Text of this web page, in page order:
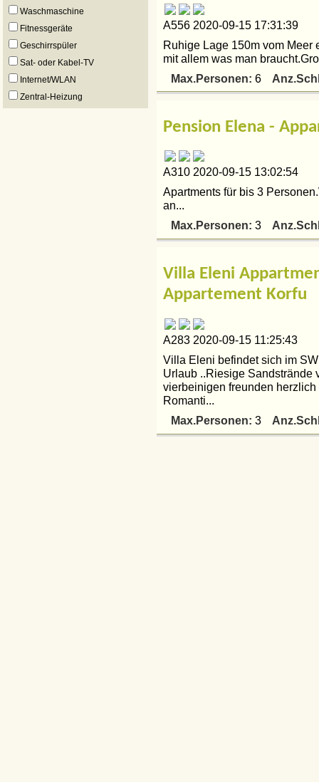
Waschmaschine
Fitnessgeräte
Geschirrspüler
Sat- oder Kabel-TV
Internet/WLAN
Zentral-Heizung
A556 2020-09-15 17:31:39
Ruhige Lage 150m vom Meer
mit allem was man
Max.Personen: 6
Pension Elena -
A310 2020-09-15 13:02:54
Apartments für bis 3
an...
Max.Personen: 3
Villa Eleni
Appartement Korfu
A283 2020-09-15 11:25:43
Villa Eleni befindet sich im
Urlaub ..Riesige Sandstrände
vierbeinigen freunden
Romanti...
Max.Personen: 3